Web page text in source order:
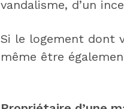
vandalisme, d’un
Si le logement dont
même être